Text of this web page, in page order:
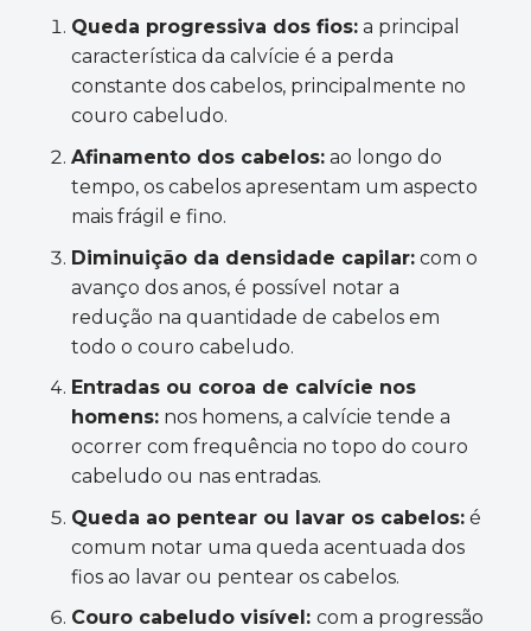
Queda progressiva dos fios:a principal
característica da calvície é a perda
constante dos cabelos, principalmente no
couro cabeludo.
Afinamento dos cabelos:ao longo do
tempo, os cabelos apresentam um aspecto
mais frágil e fino.
Diminuição da densidade capilar:com o
avanço dos anos, é possível notar a
redução na quantidade de cabelos em
todo o couro cabeludo.
Entradas ou coroa de calvície nos
homens:nos homens, a calvície tende a
ocorrer com frequência no topo do couro
cabeludo ou nas entradas.
Queda ao pentear ou lavar os cabelos:é
comum notar uma queda acentuada dos
fios ao lavar ou pentear os cabelos.
Couro cabeludo visível: com a progressão